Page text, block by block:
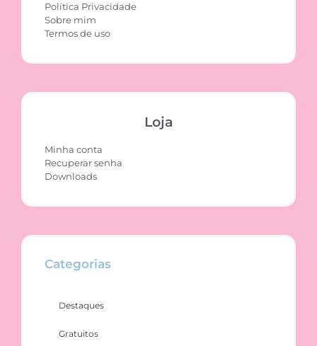
Política Privacidade
Sobre mim
Termos de uso
Loja
Minha conta
Recuperar senha
Downloads
Categorias
Destaques
Gratuitos